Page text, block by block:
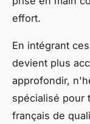
effort.
En intégrant
devient plus
approfondir,
spécialisé pour
français de